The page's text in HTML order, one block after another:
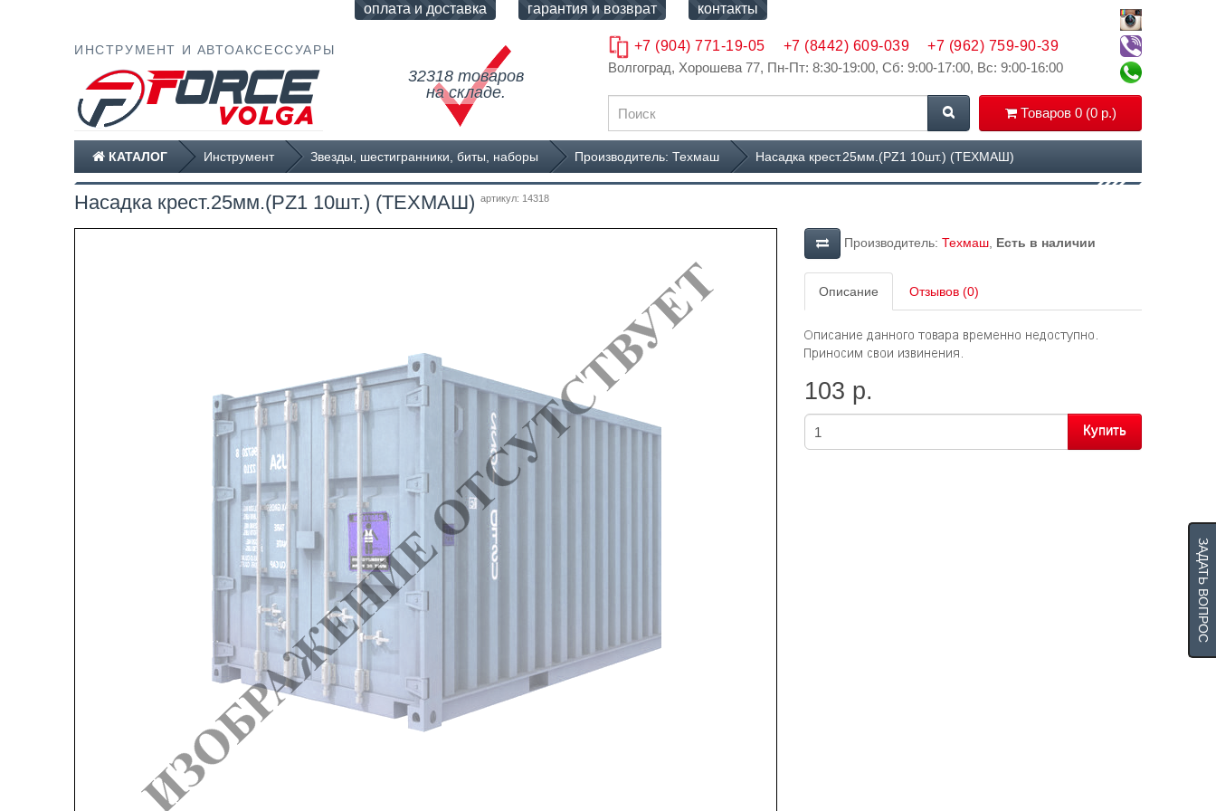
ИНСТРУМЕНТ И АВТОАКСЕССУАРЫ
оплата и доставка гарантия и возврат контакты
Волгоград, Хорошева 77, Пн-Пт: 8:30-19:00, Сб: 9:00-17:00, Вс: 9:00-16:00
Товаров 0 (0 р.)
32318 товаров
на складе.
+7 (904) 771-19-05 +7 (8442) 609-039 +7 (962) 759-90-39
КАТАЛОГ Инструмент Звезды, шестигранники, биты, наборы Производитель: Техмаш Насадка крест.25мм.(РZ1 10шт.) (ТЕХМАШ)
Насадка крест.25мм.(РZ1 10шт.) (ТЕХМАШ) артикул: 14318
Производитель: Техмаш, Есть в наличии
Описание Отзывов (0)
103 р.
Купить
ЗАДАТЬ ВОПРОС